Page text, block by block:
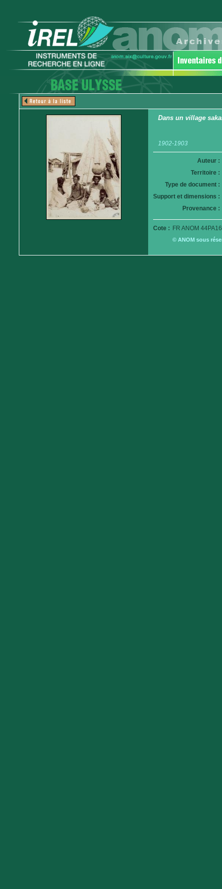
Dans un village
1902-1903
Auteur :
Territoire :
Type de document :
Support et dimensions :
Provenance :
Cote : FR ANOM
© ANOM sous